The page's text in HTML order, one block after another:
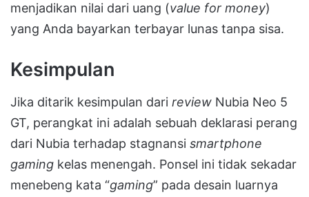
menjadikan nilai dari uang (value for money)
yang Anda bayarkan terbayar lunas tanpa sisa.
Kesimpulan
Jika ditarik kesimpulan dari review Nubia Neo 5
GT, perangkat ini adalah sebuah deklarasi perang
dari Nubia terhadap stagnansi smartphone
gaming kelas menengah. Ponsel ini tidak sekadar
menebeng kata “gaming” pada desain luarnya